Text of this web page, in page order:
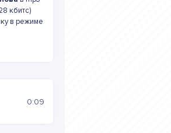
кбитс)
в режиме
0:09